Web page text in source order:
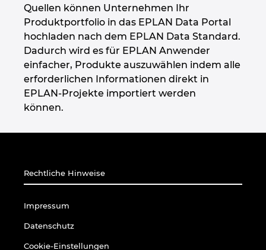
Quellen können Unternehmen Ihr
Produktportfolio in das EPLAN Data Portal
hochladen nach dem EPLAN Data Standard.
Dadurch wird es für EPLAN Anwender
einfacher, Produkte auszuwählen indem alle
erforderlichen Informationen direkt in
EPLAN-Projekte importiert werden
können.
Rechtliche Hinweise
Impressum
Datenschutz
Cookie-Einstellungen